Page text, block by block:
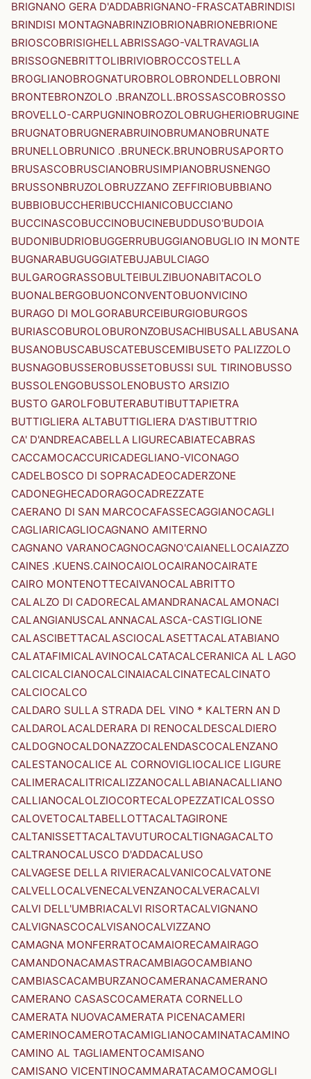
BRIGNANO GERA D'ADDABRIGNANO-FRASCATABRINDISI
BRINDISI MONTAGNABRINZIOBRIONABRIONEBRIONE
BRIOSCOBRISIGHELLABRISSAGO-VALTRAVAGLIA
BRISSOGNEBRITTOLIBRIVIOBROCCOSTELLA
BROGLIANOBROGNATUROBROLOBRONDELLOBRONI
BRONTEBRONZOLO .BRANZOLL.BROSSASCOBROSSO
BROVELLO-CARPUGNINOBROZOLOBRUGHERIOBRUGINE
BRUGNATOBRUGNERABRUINOBRUMANOBRUNATE
BRUNELLOBRUNICO .BRUNECK.BRUNOBRUSAPORTO
BRUSASCOBRUSCIANOBRUSIMPIANOBRUSNENGO
BRUSSONBRUZOLOBRUZZANO ZEFFIRIOBUBBIANO
BUBBIOBUCCHERIBUCCHIANICOBUCCIANO
BUCCINASCOBUCCINOBUCINEBUDDUSO'BUDOIA
BUDONIBUDRIOBUGGERRUBUGGIANOBUGLIO IN MONTE
BUGNARABUGUGGIATEBUJABULCIAGO
BULGAROGRASSOBULTEIBULZIBUONABITACOLO
BUONALBERGOBUONCONVENTOBUONVICINO
BURAGO DI MOLGORABURCEIBURGIOBURGOS
BURIASCOBUROLOBURONZOBUSACHIBUSALLABUSANA
BUSANOBUSCABUSCATEBUSCEMIBUSETO PALIZZOLO
BUSNAGOBUSSEROBUSSETOBUSSI SUL TIRINOBUSSO
BUSSOLENGOBUSSOLENOBUSTO ARSIZIO
BUSTO GAROLFOBUTERABUTIBUTTAPIETRA
BUTTIGLIERA ALTABUTTIGLIERA D'ASTIBUTTRIO
CA' D'ANDREACABELLA LIGURECABIATECABRAS
CACCAMOCACCURICADEGLIANO-VICONAGO
CADELBOSCO DI SOPRACADEOCADERZONE
CADONEGHECADORAGOCADREZZATE
CAERANO DI SAN MARCOCAFASSECAGGIANOCAGLI
CAGLIARICAGLIOCAGNANO AMITERNO
CAGNANO VARANOCAGNOCAGNO'CAIANELLOCAIAZZO
CAINES .KUENS.CAINOCAIOLOCAIRANOCAIRATE
CAIRO MONTENOTTECAIVANOCALABRITTO
CALALZO DI CADORECALAMANDRANACALAMONACI
CALANGIANUSCALANNACALASCA-CASTIGLIONE
CALASCIBETTACALASCIOCALASETTACALATABIANO
CALATAFIMICALAVINOCALCATACALCERANICA AL LAGO
CALCICALCIANOCALCINAIACALCINATECALCINATO
CALCIOCALCO
CALDARO SULLA STRADA DEL VINO * KALTERN AN D
CALDAROLACALDERARA DI RENOCALDESCALDIERO
CALDOGNOCALDONAZZOCALENDASCOCALENZANO
CALESTANOCALICE AL CORNOVIGLIOCALICE LIGURE
CALIMERACALITRICALIZZANOCALLABIANACALLIANO
CALLIANOCALOLZIOCORTECALOPEZZATICALOSSO
CALOVETOCALTABELLOTTACALTAGIRONE
CALTANISSETTACALTAVUTUROCALTIGNAGACALTO
CALTRANOCALUSCO D'ADDACALUSO
CALVAGESE DELLA RIVIERACALVANICOCALVATONE
CALVELLOCALVENECALVENZANOCALVERACALVI
CALVI DELL'UMBRIACALVI RISORTACALVIGNANO
CALVIGNASCOCALVISANOCALVIZZANO
CAMAGNA MONFERRATOCAMAIORECAMAIRAGO
CAMANDONACAMASTRACAMBIAGOCAMBIANO
CAMBIASCACAMBURZANOCAMERANACAMERANO
CAMERANO CASASCOCAMERATA CORNELLO
CAMERATA NUOVACAMERATA PICENACAMERI
CAMERINOCAMEROTACAMIGLIANOCAMINATACAMINO
CAMINO AL TAGLIAMENTOCAMISANO
CAMISANO VICENTINOCAMMARATACAMOCAMOGLI